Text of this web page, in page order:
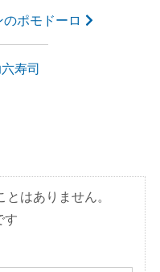
ポモドーロ
寿司
はありません。
す